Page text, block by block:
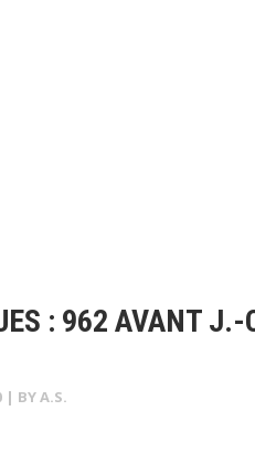
: 962 AVANT J.-
| BYA.S.